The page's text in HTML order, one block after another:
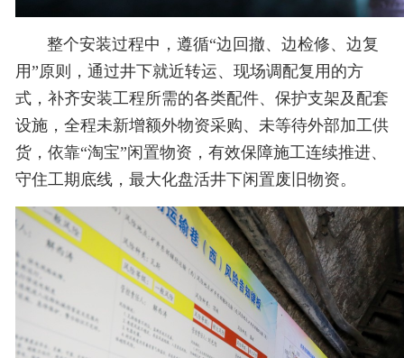
整个安装过程中，遵循“边回撤、边检修、边复
用”原则，通过井下就近转运、现场调配复用的方
式，补齐安装工程所需的各类配件、保护支架及配套
设施，全程未新增额外物资采购、未等待外部加工供
货，依靠“淘宝”闲置物资，有效保障施工连续推进、
守住工期底线，最大化盘活井下闲置废旧物资。